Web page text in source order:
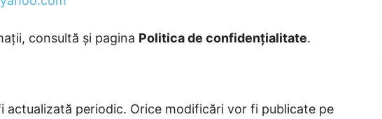
consultă și pagina Politica de confidențialitate.
actualizată periodic. Orice modificări vor fi publicate pe